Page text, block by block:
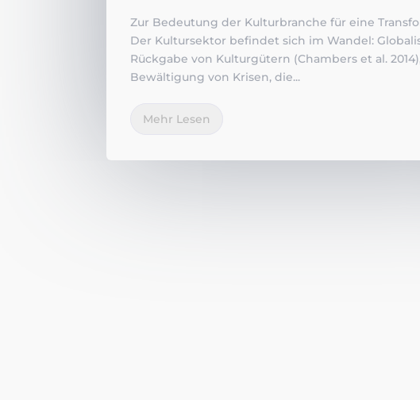
Zur Bedeutung der Kulturbranche für eine
Der Kultursektor befindet sich im Wandel:
Rückgabe von Kulturgütern (Chambers et al.
Bewältigung von Krisen, die...
Mehr Lesen